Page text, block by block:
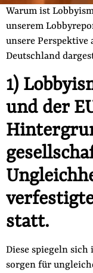
Fördermitglied
Jetzt Spenden
Geschenkspende
Bußgelder und
Projektspende
Testamentsspende
Newsletter
Appelle
Kontakt
Impressum
Suche
auf
Warum ist
unserem
unsere Perspektive
Deutschland
1)
und der
statt.
Diese spiegeln sich
sorgen für